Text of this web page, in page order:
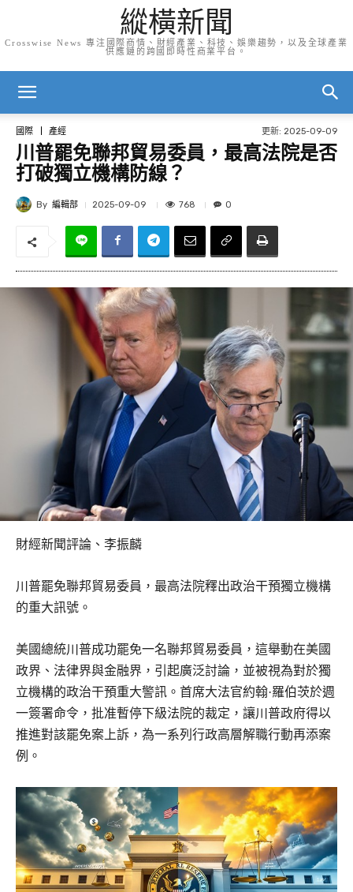
縱橫新聞
Crosswise News 專注國際商情、財經產業、科技、娛樂趨勢，以及全球產業
供應鏈的跨國即時性商業平台。
國際 產經 更新: 2025-09-09
川普罷免聯邦貿易委員，最高法院是否
打破獨立機構防線？
By 編輯部 2025-09-09 768 0
財經新聞評論、李振麟
川普罷免聯邦貿易委員，最高法院釋出政治干預獨立機構
的重大訊號。
美國總統川普成功罷免一名聯邦貿易委員，這舉動在美國
政界、法律界與金融界，引起廣泛討論，並被視為對於獨
立機構的政治干預重大警訊。首席大法官約翰·羅伯茨於週
一簽署命令，批准暫停下級法院的裁定，讓川普政府得以
推進對該罷免案上訴，為一系列行政高層解職行動再添案
例。